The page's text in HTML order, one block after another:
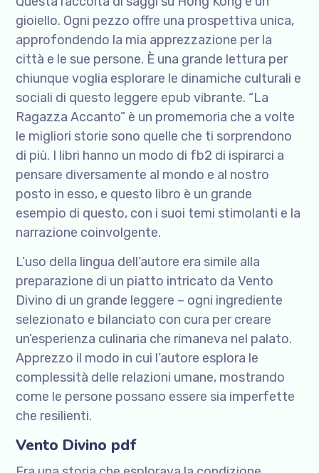
gioiello. Ogni pezzo offre una prospettiva unica,
approfondendo la mia apprezzazione per la
città e le sue persone. È una grande lettura per
chiunque voglia esplorare le dinamiche culturali e
sociali di questo leggere epub vibrante. “La
Ragazza Accanto” è un promemoria che a volte
le migliori storie sono quelle che ti sorprendono
di più. I libri hanno un modo di fb2 di ispirarci a
pensare diversamente al mondo e al nostro
posto in esso, e questo libro è un grande
esempio di questo, con i suoi temi stimolanti e la
narrazione coinvolgente.
L’uso della lingua dell’autore era simile alla
preparazione di un piatto intricato da Vento
Divino di un grande leggere – ogni ingrediente
selezionato e bilanciato con cura per creare
un’esperienza culinaria che rimaneva nel palato.
Apprezzo il modo in cui l’autore esplora le
complessità delle relazioni umane, mostrando
come le persone possano essere sia imperfette
che resilienti.
Vento Divino pdf